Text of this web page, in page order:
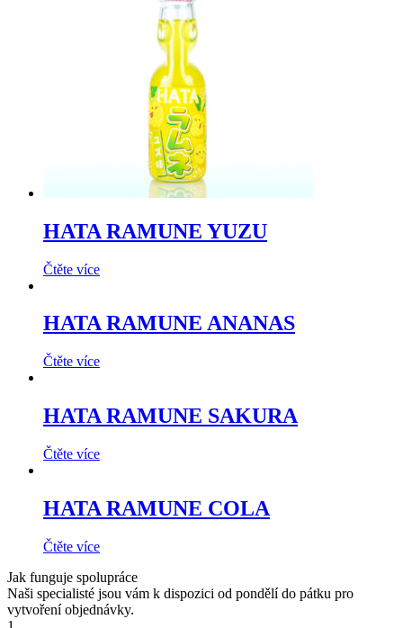
HATA RAMUNE YUZU
Čtěte více
HATA RAMUNE ANANAS
Čtěte více
HATA RAMUNE SAKURA
Čtěte více
HATA RAMUNE COLA
Čtěte více
Jak funguje spolupráce
Naši specialisté jsou vám k dispozici od pondělí do pátku pro
vytvoření objednávky.